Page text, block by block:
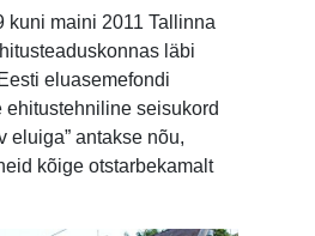
kuni maini 2011 Tallinna
läbi
eluasemefondi
ehitustehniline seisukord
eluiga” antakse nõu,
kõige otstarbekamalt